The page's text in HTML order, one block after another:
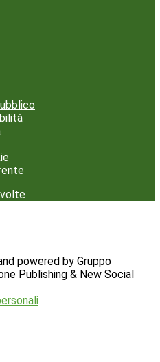
volte
powered by Gruppo
Publishing & New Social